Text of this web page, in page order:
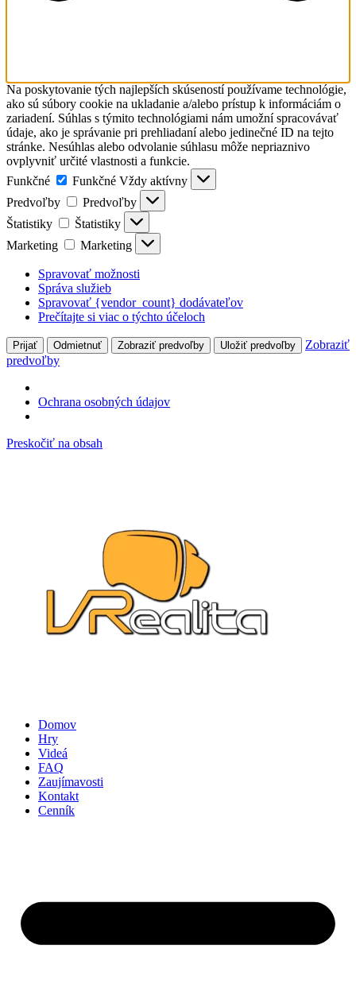
Na poskytovanie tých najlepších skúseností používame technológie,
ako sú súbory cookie na ukladanie a/alebo prístup k informáciám o
zariadení. Súhlas s týmito technológiami nám umožní spracovávať
údaje, ako je správanie pri prehliadaní alebo jedinečné ID na tejto
stránke. Nesúhlas alebo odvolanie súhlasu môže nepriaznivo
ovplyvniť určité vlastnosti a funkcie.
Funkčné
Funkčné Vždy aktívny
Predvoľby
Predvoľby
Štatistiky
Štatistiky
Marketing
Marketing
Spravovať možnosti
Správa služieb
Spravovať {vendor_count} dodávateľov
Prečítajte si viac o týchto účeloch
Prijať Odmietnuť Zobraziť predvoľby Uložiť predvoľby
Zobraziť
predvoľby
Ochrana osobných údajov
Preskočiť na obsah
Domov
Hry
Videá
FAQ
Zaujímavosti
Kontakt
Cenník